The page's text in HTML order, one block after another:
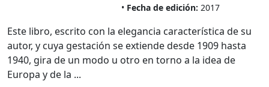
Fecha de edición: 2017
Este libro, escrito con la elegancia característica de su
autor, y cuya gestación se extiende desde 1909 hasta
1940, gira de un modo u otro en torno a la idea de
Europa y de la ...